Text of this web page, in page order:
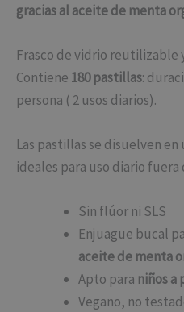
gracias al aceite de menta
Frasco de vidrio reutilizable
Contiene 180 pastillas:
persona ( 2 usos diarios).
Las pastillas se disuelven en
ideales para uso diario fuera
Sin flúor ni SLS
Enjuague bucal
aceite de menta
Apto para niños a
Vegano, no